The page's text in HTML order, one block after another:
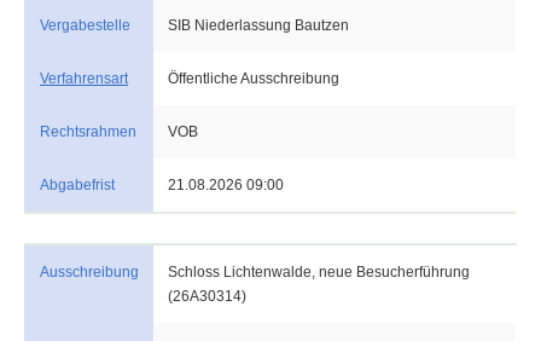
Vergabestelle SIB Niederlassung Bautzen
Verfahrensart Öffentliche Ausschreibung
Rechtsrahmen VOB
Abgabefrist 21.08.2026 09:00
Ausschreibung
Schloss Lichtenwalde, neue Besucherführung
(26A30314)